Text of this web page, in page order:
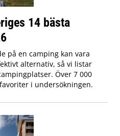
14 bästa
på en camping kan vara
alternativ, så vi listar
Över 7 000
i undersökningen.